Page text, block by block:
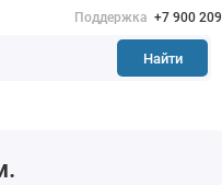
Поддержка +7 900
Найти